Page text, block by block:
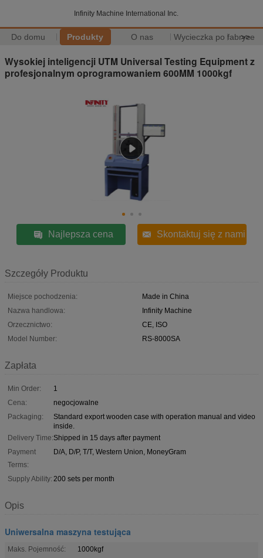
Infinity Machine International Inc.
Do domu Produkty O nas Wycieczka po fabryce
>>
Wysokiej inteligencji UTM Universal Testing Equipment z
profesjonalnym oprogramowaniem 600MM 1000kgf
Najlepsza cena Skontaktuj się z nami
Szczegóły Produktu
Miejsce pochodzenia:
Made in China
Nazwa handlowa:
Infinity Machine
Orzecznictwo:
CE, ISO
Model Number:
RS-8000SA
Zapłata
Min Order:
1
Cena:
negocjowalne
Packaging:
Standard export wooden case with operation manual and video
inside.
Delivery Time:Shipped in 15 days after payment
Payment
Terms:
D/A, D/P, T/T, Western Union, MoneyGram
Supply Ability: 200 sets per month
Opis
Uniwersalna maszyna testująca
Maks. Pojemność:
1000kgf